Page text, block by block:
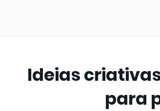
Ideias
para